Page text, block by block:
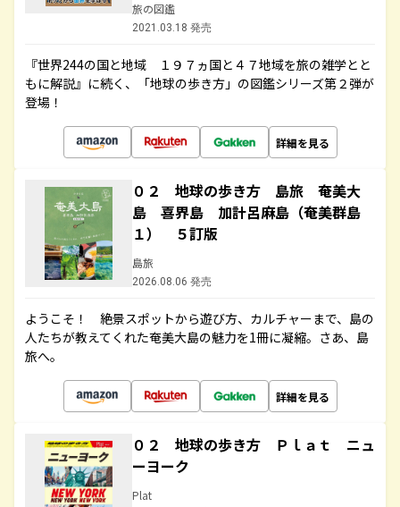
旅の図鑑
2021.03.18 発売
『世界244の国と地域 １９７ヵ国と４７地域を旅の雑学とと
もに解説』に続く、「地球の歩き方」の図鑑シリーズ第２弾が
登場！
詳細を見る
０２ 地球の歩き方 島旅 奄美大
島 喜界島 加計呂麻島（奄美群島
１） ５訂版
島旅
2026.08.06 発売
ようこそ！ 絶景スポットから遊び方、カルチャーまで、島の
人たちが教えてくれた奄美大島の魅力を1冊に凝縮。さあ、島
旅へ。
詳細を見る
０２ 地球の歩き方 Ｐｌａｔ ニュ
ーヨーク
Plat